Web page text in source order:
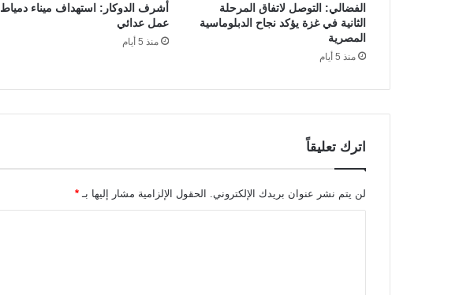
الفضالي: التوصل لاتفاق المرحلة
الثانية في غزة يؤكد نجاح الدبلوماسية
المصرية
منذ 5 أيام
أشرف الدوكار: استهداف ميناء دمياط
عمل عدائي
منذ 5 أيام
اترك تعليقاً
لن يتم نشر عنوان بريدك الإلكتروني. الحقول الإلزامية مشار إليها بـ *